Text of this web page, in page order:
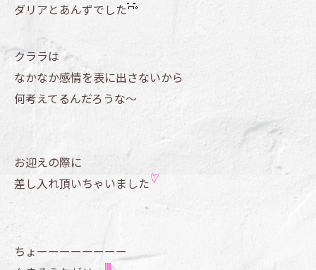
ダリアとあんずでした
クララは
なかなか感情を表に出さないから
何考えてるんだろうな～
お迎えの際に
差し入れ頂いちゃいました
ちょーーーーーーーー